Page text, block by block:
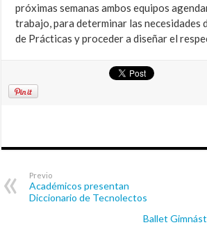
próximas semanas ambos equipos
trabajo, para determinar las necesidades
de Prácticas y proceder a diseñar el
Previo
Académicos presentan
Diccionario de Tecnolectos
Ballet